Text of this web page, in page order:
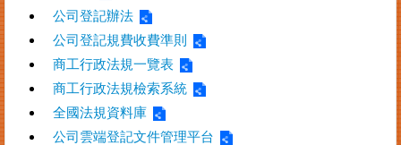
公司登記辦法
公司登記規費收費準則
商工行政法規一覽表
商工行政法規檢索系統
全國法規資料庫
公司雲端登記文件管理平台